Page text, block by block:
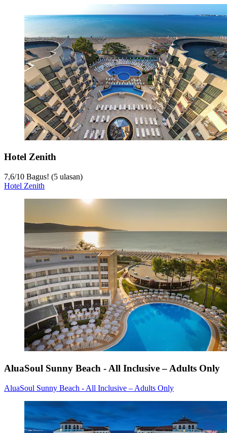
Hotel Zenith
7,6/10 Bagus! (5 ulasan)
Hotel Zenith
AluaSoul Sunny Beach - All Inclusive – Adults Only
AluaSoul Sunny Beach - All Inclusive – Adults Only